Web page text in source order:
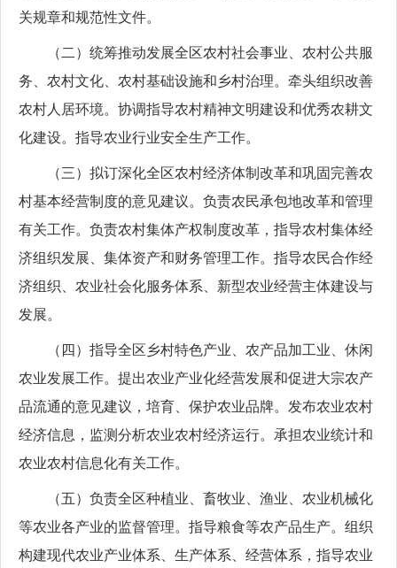
关规章和规范性文件。
（二）统筹推动发展全区农村社会事业、农村公共服
务、农村文化、农村基础设施和乡村治理。牵头组织改善
农村人居环境。协调指导农村精神文明建设和优秀农耕文
化建设。指导农业行业安全生产工作。
（三）拟订深化全区农村经济体制改革和巩固完善农
村基本经营制度的意见建议。负责农民承包地改革和管理
有关工作。负责农村集体产权制度改革，指导农村集体经
济组织发展、集体资产和财务管理工作。指导农民合作经
济组织、农业社会化服务体系、新型农业经营主体建设与
发展。
（四）指导全区乡村特色产业、农产品加工业、休闲
农业发展工作。提出农业产业化经营发展和促进大宗农产
品流通的意见建议，培育、保护农业品牌。发布农业农村
经济信息，监测分析农业农村经济运行。承担农业统计和
农业农村信息化有关工作。
（五）负责全区种植业、畜牧业、渔业、农业机械化
等农业各产业的监督管理。指导粮食等农产品生产。组织
构建现代农业产业体系、生产体系、经营体系，指导农业